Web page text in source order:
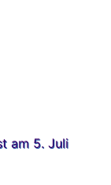
am 5. Juli